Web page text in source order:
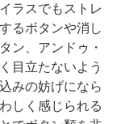
ラスでもストレ
るボタンや消し
ン、アンドゥ・
目立たないよう
みの妨げになら
しく感じられる